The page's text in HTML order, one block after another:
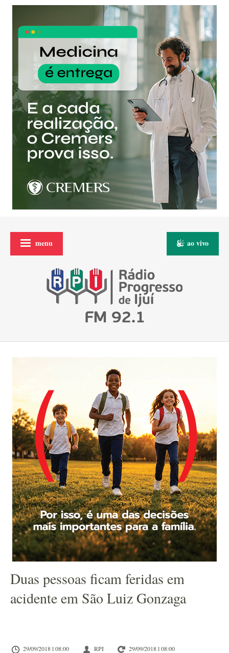
menu ao vivo
Duas pessoas ficam feridas em
acidente em São Luiz Gonzaga
29/09/2018 l 08:00 RPI 29/09/2018 l 08:00